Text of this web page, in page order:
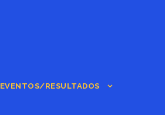
EVENTOS/RESULTADOS